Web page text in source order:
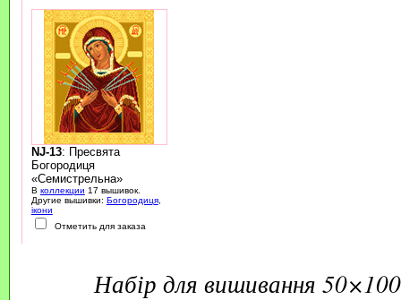
NJ-13: Пресвята
Богородиця
«Семистрельна»
В коллекции 17 вышивок.
Другие вышивки: Богородиця,
ікони
Отметить для заказа
набір для вишивання